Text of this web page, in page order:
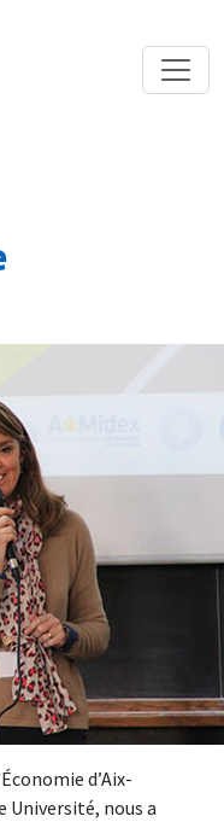
d’Aix-
Université, nous a